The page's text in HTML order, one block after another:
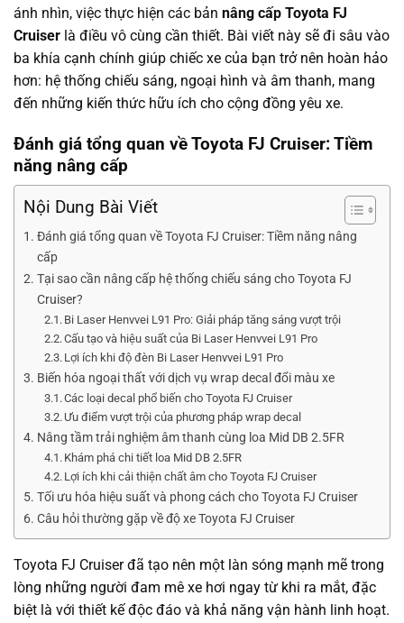
ánh nhìn, việc thực hiện các bản nâng cấp Toyota FJ
Cruiser là điều vô cùng cần thiết. Bài viết này sẽ đi sâu vào
ba khía cạnh chính giúp chiếc xe của bạn trở nên hoàn hảo
hơn: hệ thống chiếu sáng, ngoại hình và âm thanh, mang
đến những kiến thức hữu ích cho cộng đồng yêu xe.
Đánh giá tổng quan về Toyota FJ Cruiser: Tiềm
năng nâng cấp
Nội Dung Bài Viết
Đánh giá tổng quan về Toyota FJ Cruiser: Tiềm năng nâng
cấp
Tại sao cần nâng cấp hệ thống chiếu sáng cho Toyota FJ
Cruiser?
Bi Laser Henvvei L91 Pro: Giải pháp tăng sáng vượt trội
Cấu tạo và hiệu suất của Bi Laser Henvvei L91 Pro
Lợi ích khi độ đèn Bi Laser Henvvei L91 Pro
Biến hóa ngoại thất với dịch vụ wrap decal đổi màu xe
Các loại decal phổ biến cho Toyota FJ Cruiser
Ưu điểm vượt trội của phương pháp wrap decal
Nâng tầm trải nghiệm âm thanh cùng loa Mid DB 2.5FR
Khám phá chi tiết loa Mid DB 2.5FR
Lợi ích khi cải thiện chất âm cho Toyota FJ Cruiser
Tối ưu hóa hiệu suất và phong cách cho Toyota FJ Cruiser
Câu hỏi thường gặp về độ xe Toyota FJ Cruiser
Toyota FJ Cruiser đã tạo nên một làn sóng mạnh mẽ trong
lòng những người đam mê xe hơi ngay từ khi ra mắt, đặc
biệt là với thiết kế độc đáo và khả năng vận hành linh hoạt.